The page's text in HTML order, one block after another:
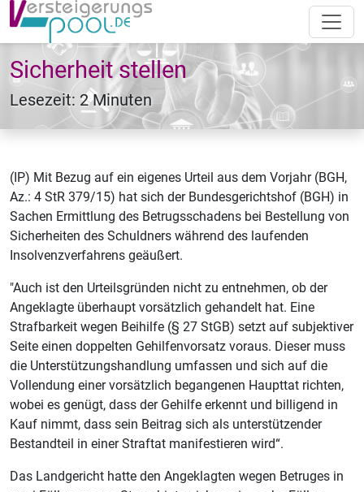
Sicherheit stellen
Lesezeit: 2 Minuten
(IP) Mit Bezug auf ein eigenes Urteil aus dem Vorjahr (BGH,
Az.: 4 StR 379/15) hat sich der Bundesgerichtshof (BGH) in
Sachen Ermittlung des Betrugsschadens bei Bestellung von
Sicherheiten des Schuldners während des laufenden
Insolvenzverfahrens geäußert.
"Auch ist den Urteilsgründen nicht zu entnehmen, ob der
Angeklagte überhaupt vorsätzlich gehandelt hat. Eine
Strafbarkeit wegen Beihilfe (§ 27 StGB) setzt auf subjektiver
Seite einen doppelten Gehilfenvorsatz voraus. Dieser muss
die Unterstützungshandlung umfassen und sich auf die
Vollendung einer vorsätzlich begangenen Haupttat richten,
wobei es genügt, dass der Gehilfe erkennt und billigend in
Kauf nimmt, dass sein Beitrag sich als unterstützender
Bestandteil in einer Straftat manifestieren wird“.
Das Landgericht hatte den Angeklagten wegen Betruges in